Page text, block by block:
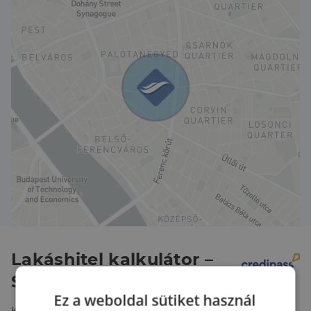
Ezek az azonnal birtokbavehető ingatlanok kiváló
lokációjuknak köszönhetően mind saját célra mint
besorolásuknak köszönhetően is értékállók.
A projektben korlátozott számban még leköthetők
lakások, hogy mielőbb kiválaszthassa az Önnek
legmegfelelőbbet egyeztessen időpontot
értékesítőjével.
Lakáshitel kalkulátor –
Spórolj velünk!
Ez a weboldal sütiket használ